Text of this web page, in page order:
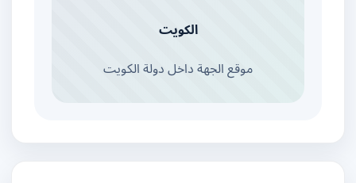
الكويت
موقع الجهة داخل دولة الكويت